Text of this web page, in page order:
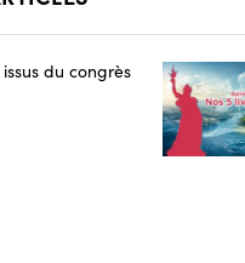
du congrès